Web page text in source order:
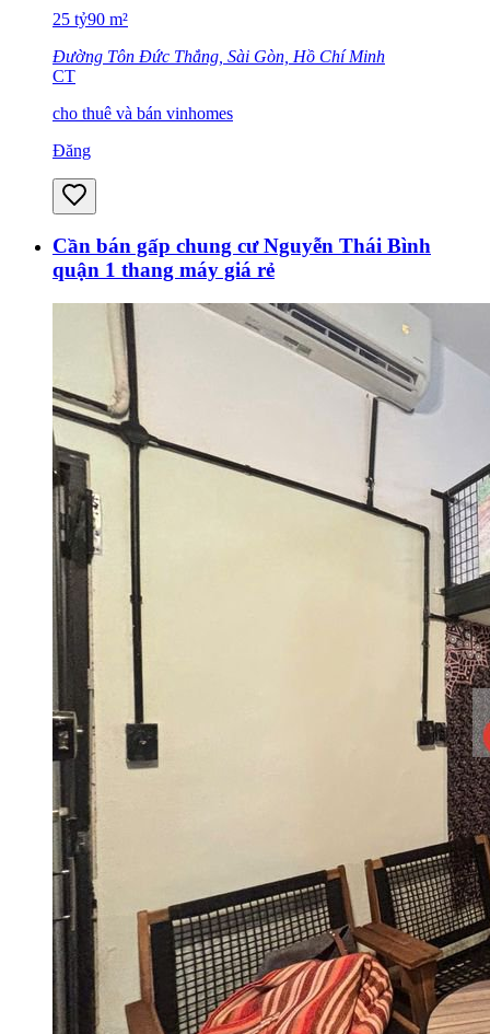
25 tỷ90 m²
Đường Tôn Ðức Thắng, Sài Gòn, Hồ Chí Minh
CT
cho thuê và bán vinhomes
Đăng
Cần bán gấp chung cư Nguyễn Thái Bình
quận 1 thang máy giá rẻ